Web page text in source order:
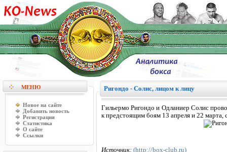
МЕНЮ
Новое на сайте
Добавить новость
Регистрация
Статистика
О сайте
Ссылки
Ригондо - Солис, лицом к лицу
Гильермо Ригондо и Одланиер Солис
к предстоящим боям 13 апреля и 22 марта,
Источник: (http://box-club.ru)